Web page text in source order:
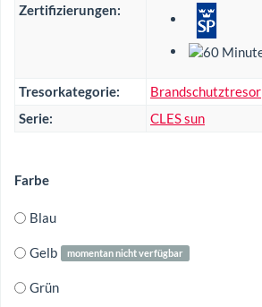
Zertifizierungen:
Tresorkategorie:
Brandschutztresor
Serie:
CLES sun
Farbe
Blau
Gelb momentan nicht verfügbar
Grün